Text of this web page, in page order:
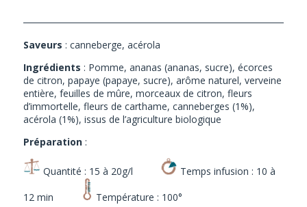
Saveurs : canneberge, acérola
Ingrédients : Pomme, ananas (ananas, sucre), écorces
de citron, papaye (papaye, sucre), arôme naturel, verveine
entière, feuilles de mûre, morceaux de citron, fleurs
d’immortelle, fleurs de carthame, canneberges (1%),
acérola (1%), issus de l’agriculture biologique
Préparation:
Quantité : 15 à 20g/l Temps infusion : 10 à
12 min Température : 100°